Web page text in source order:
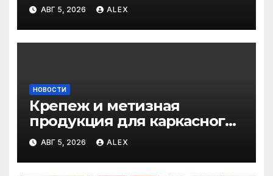
для дома и авто
АВГ 5, 2026 ALEX
НОВОСТИ
Крепеж и метизная
продукция для каркасного
и загородного
строительства: от
саморезов до анкеров
АВГ 5, 2026 ALEX